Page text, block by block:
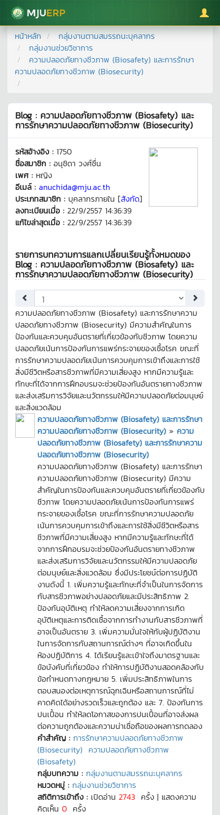
มหาวิทยาลัยแม่โจ้
หน้าหลัก
กลุ่มงานตามสมรรถนะบุคลากร
กลุ่มงานช่วยวิชาการ
ความปลอดภัยทางชีวภาพ (Biosafety) และการรักษา
ความปลอดภัยทางชีวภาพ (Biosecurity)
Blog : ความปลอดภัยทางชีวภาพ (Biosafety) และ
การรักษาความปลอดภัยทางชีวภาพ (Biosecurity)
รหัสอ้างอิง : 1750
ชื่อสมาชิก : อนุชิดา วงศ์ชื่น
เพศ : หญิง
อีเมล์ : anuchida@mju.ac.th
ประเภทสมาชิก : บุคลากรภายใน [สังกัด]
ลงทะเบียนเมื่อ : 22/9/2557 14:36:39
แก้ไขล่าสุดเมื่อ : 22/9/2557 14:36:39
รายการบทความการแลกเปลี่ยนเรียนรู้ทั้งหมดของ
Blog : ความปลอดภัยทางชีวภาพ (Biosafety) และ
การรักษาความปลอดภัยทางชีวภาพ (Biosecurity)
ความปลอดภัยทางชีวภาพ (Biosafety) และการรักษาความ
ปลอดภัยทางชีวภาพ (Biosecurity) มีความสำคัญในการ
ป้องกันและควบคุมอันตรายที่เกี่ยวข้องกับชีวภาพ โดยความ
ปลอดภัยเน้นการป้องกันการแพร่กระจายของเชื้อโรค ขณะที่
การรักษาความปลอดภัยเน้นการควบคุมการเข้าถึงและการใช้
สิ่งมีชีวิตหรือสารชีวภาพที่มีความเสี่ยงสูง หากมีความรู้และ
ทักษะที่ได้จากการฝึกอบรมจะช่วยป้องกันอันตรายทางชีวภาพ
และส่งเสริมการวิจัยและนวัตกรรมให้มีความปลอดภัยต่อมนุษย์
และสิ่งแวดล้อม
ความปลอดภัยทางชีวภาพ (Biosafety) และการรักษา
ความปลอดภัยทางชีวภาพ (Biosecurity) » ความ
ปลอดภัยทางชีวภาพ (Biosafety) และการรักษาความ
ปลอดภัยทางชีวภาพ (Biosecurity)
ความปลอดภัยทางชีวภาพ (Biosafety) และการรักษา
ความปลอดภัยทางชีวภาพ (Biosecurity) มีความ
สำคัญในการป้องกันและควบคุมอันตรายที่เกี่ยวข้องกับ
ชีวภาพ โดยความปลอดภัยเน้นการป้องกันการแพร่
กระจายของเชื้อโรค ขณะที่การรักษาความปลอดภัย
เน้นการควบคุมการเข้าถึงและการใช้สิ่งมีชีวิตหรือสาร
ชีวภาพที่มีความเสี่ยงสูง หากมีความรู้และทักษะที่ได้
จากการฝึกอบรมจะช่วยป้องกันอันตรายทางชีวภาพ
และส่งเสริมการวิจัยและนวัตกรรมให้มีความปลอดภัย
ต่อมนุษย์และสิ่งแวดล้อม ซึ่งมีประโยชน์ต่อการปฏิบัติ
งานดังนี้ 1. เพิ่มความรู้และทักษะที่จำเป็นในการจัดการ
กับสารชีวภาพอย่างปลอดภัยและมีประสิทธิภาพ 2.
ป้องกันอุบัติเหตุ ทำให้ลดความเสี่ยงจากการเกิด
อุบัติเหตุและการติดเชื้อจากการทำงานกับสารชีวภาพที่
อาจเป็นอันตราย 3. เพิ่มความมั่นใจให้กับผู้ปฏิบัติงาน
ในการจัดการกับสถานการณ์ต่างๆ ที่อาจเกิดขึ้นใน
ห้องปฏิบัติการ 4. ได้เรียนรู้และเข้าใจถึงมาตรฐานและ
ข้อบังคับที่เกี่ยวข้อง ทำให้การปฏิบัติงานสอดคล้องกับ
ข้อกำหนดทางกฎหมาย 5. เพิ่มประสิทธิภาพในการ
ตอบสนองต่อเหตุการณ์ฉุกเฉินหรือสถานการณ์ที่ไม่
คาดคิดได้อย่างรวดเร็วและถูกต้อง และ 7. ป้องกันการ
ปนเปื้อน ทำให้ลดโอกาสของการปนเปื้อนที่อาจส่งผล
ต่อความถูกต้องและความน่าเชื่อถือของผลการทดลอง
คำสำคัญ : การรักษาความปลอดภัยทางชีวภาพ
(Biosecurity) ความปลอดภัยทางชีวภาพ
(Biosafety)
กลุ่มบทความ : กลุ่มงานตามสมรรถนะบุคลากร
หมวดหมู่ : กลุ่มงานช่วยวิชาการ
สถิติการเข้าถึง : เปิดอ่าน 2743 ครั้ง | แสดงความ
คิดเห็น 0 ครั้ง